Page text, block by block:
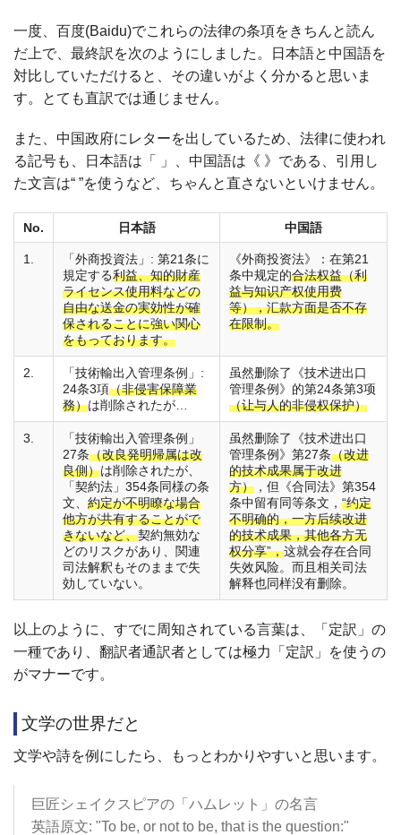
一度、百度(Baidu)でこれらの法律の条項をきちんと読ん
だ上で、最終訳を次のようにしました。日本語と中国語を
対比していただけると、その違いがよく分かると思いま
す。とても直訳では通じません。
また、中国政府にレターを出しているため、法律に使われ
る記号も、日本語は「 」、中国語は《 》である、引用し
た文言は“ ”を使うなど、ちゃんと直さないといけません。
No. 日本語 中国語
1.
「外商投資法」: 第21条に
規定する利益、知的財産
ライセンス使用料などの
自由な送金の実効性が確
保されることに強い関心
をもっております。
《外商投资法》：在第21
条中规定的合法权益（利
益与知识产权使用费
等），汇款方面是否不存
在限制。
2.
「技術輸出入管理条例」:
24条3項（非侵害保障業
務）は削除されたが…
虽然删除了《技术进出口
管理条例》的第24条第3项
（让与人的非侵权保护）
3.
「技術輸出入管理条例」
27条（改良発明帰属は改
良側）は削除されたが、
「契約法」354条同様の条
文、 約定が不明瞭な場合
他方が共有することがで
きないなど、契約無効な
どのリスクがあり、関連
司法解釈もそのままで失
効していない。
虽然删除了《技术进出口
管理条例》第27条（改进
的技术成果属于改进
方） ，但《合同法》第354
条中留有同等条文， “约定
不明确的，一方后续改进
的技术成果，其他各方无
权分享”，这就会存在合同
失效风险。而且相关司法
解释也同样没有删除。
以上のように、すでに周知されている言葉は、「定訳」の
一種であり、翻訳者通訳者としては極力「定訳」を使うの
がマナーです。
文学の世界だと
文学や詩を例にしたら、もっとわかりやすいと思います。
巨匠シェイクスピアの「ハムレット」の名言
英語原文: "To be, or not to be, that is the question:"